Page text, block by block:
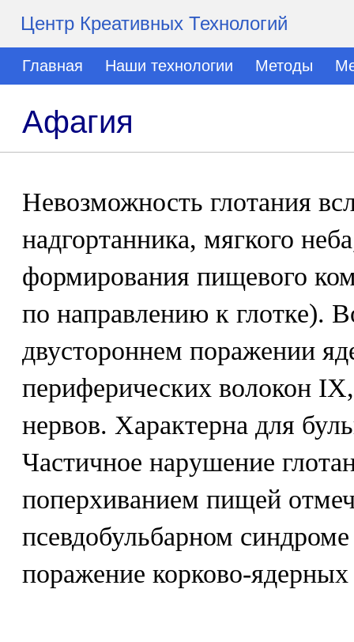
Центр Креативных Технологий
Главная Наши технологии Методы
Афагия
Невозможность глотания
надгортанника, мягкого
формирования пищевого
по направлению к глотке).
двустороннем поражении
периферических волокон
нервов. Характерна для
Частичное нарушение
поперхиванием пищей
псевдобульбарном
поражение корково-